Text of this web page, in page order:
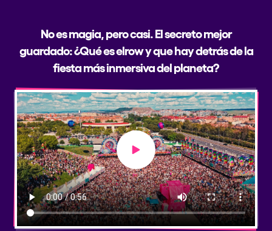
No es magia, pero casi. El secreto mejor
guardado: ¿Qué es elrow y que hay detrás de la
fiesta más inmersiva del planeta?
Play video